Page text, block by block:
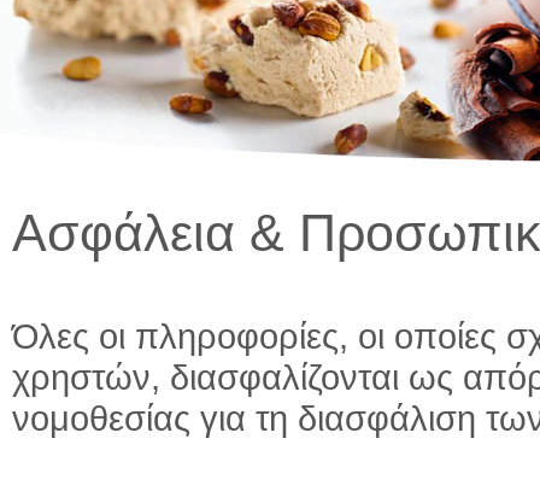
Ασφάλεια &
Όλες οι πληροφορίες, οι οποίες
χρηστών, διασφαλίζονται ως
νομοθεσίας για τη διασφάλιση